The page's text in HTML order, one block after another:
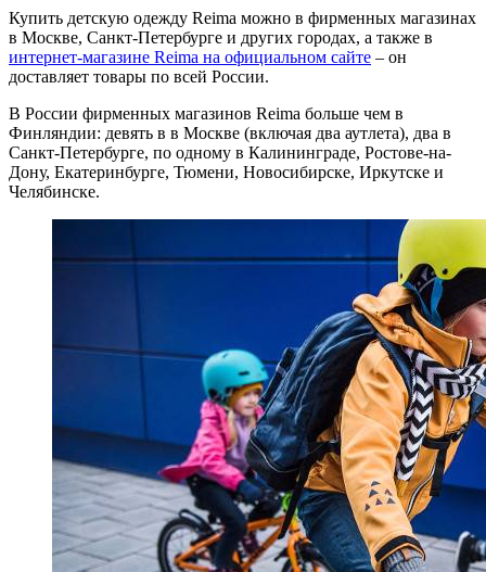
Купить детскую одежду Reima можно в фирменных магазинах
в Москве, Санкт-Петербурге и других городах, а также в
интернет-магазине Reima на официальном сайте – он
доставляет товары по всей России.
В России фирменных магазинов Reima больше чем в
Финляндии: девять в в Москве (включая два аутлета), два в
Санкт-Петербурге, по одному в Калининграде, Ростове-на-
Дону, Екатеринбурге, Тюмени, Новосибирске, Иркутске и
Челябинске.